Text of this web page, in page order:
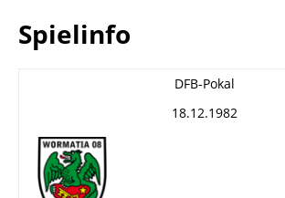
Spielinfo
DFB-Pokal
18.12.1982